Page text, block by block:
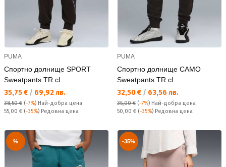
PUMA
Спортно долнище SPORT
Sweatpants TR cl
Текуща цена:
35,75 € / 69,92 лв.
38,50 € (-7%) Най-добра цена
Редовна цена:
55,00 € (-35%) Редовна цена
PUMA
Спортно долнище CAMO
Sweatpants TR cl
Текуща цена:
32,50 € / 63,56 лв.
35,00 € (-7%) Най-добра цена
Редовна цена:
50,00 € (-35%) Редовна цена
% -35%